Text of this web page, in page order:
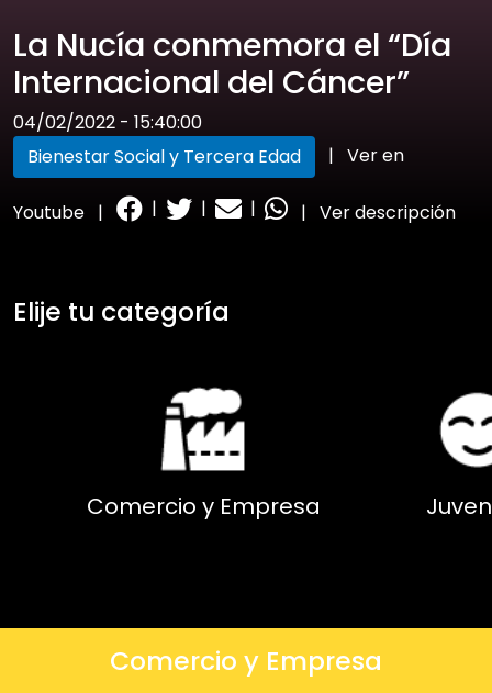
La Nucía conmemora el “Día
Internacional del Cáncer”
04/02/2022 - 15:40:00
Bienestar Social y Tercera Edad
| Ver en
Youtube | | | | | Ver descripción
Elije tu categoría
Comercio y Empresa
Comercio y Empresa